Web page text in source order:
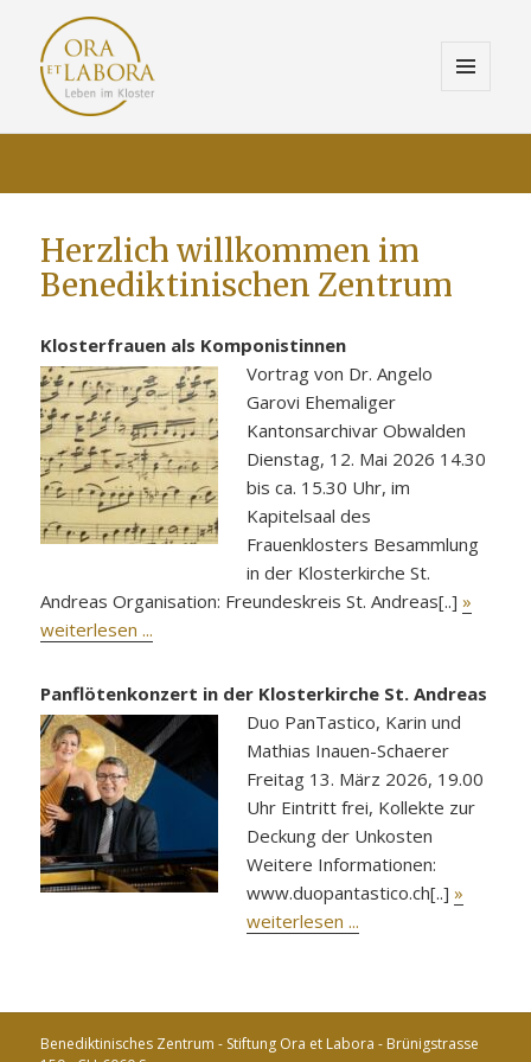
WIDGETS
Herzlich willkommen im
Benediktinischen Zentrum
Klosterfrauen als Komponistinnen
Vortrag von Dr. Angelo
Garovi Ehemaliger
Kantonsarchivar Obwalden
Dienstag, 12. Mai 2026 14.30
bis ca. 15.30 Uhr, im
Kapitelsaal des
Frauenklosters Besammlung
in der Klosterkirche St.
Andreas Organisation: Freundeskreis St. Andreas[..]»
weiterlesen ...
Panflötenkonzert in der Klosterkirche St. Andreas
Duo PanTastico, Karin und
Mathias Inauen-Schaerer
Freitag 13. März 2026, 19.00
Uhr Eintritt frei, Kollekte zur
Deckung der Unkosten
Weitere Informationen:
www.duopantastico.ch[..]»
weiterlesen ...
Benediktinisches Zentrum - Stiftung Ora et Labora - Brünigstrasse